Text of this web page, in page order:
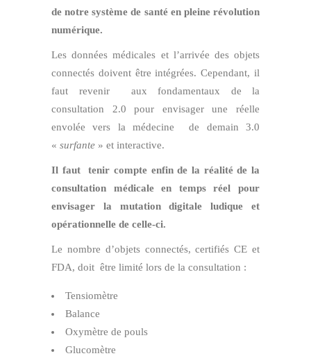
de notre système de santé en pleine révolution
numérique.
Les données médicales et l’arrivée des objets
connectés doivent être intégrées.Cependant, il
faut revenir aux fondamentaux de la
consultation 2.0 pour envisager une réelle
envolée vers la médecine de demain 3.0
« surfante » et interactive.
Il faut tenir compte enfin de la réalité de la
consultation médicaleen temps réel pour
envisager la mutation digitale ludique et
opérationnelle de celle-ci.
Le nombre d’objets connectés, certifiés CE et
FDA, doit être limité lors de la consultation :
Tensiomètre
Balance
Oxymètre de pouls
Glucomètre